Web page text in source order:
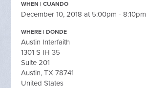
WHEN | CUANDO
December 10, 2018 at 5:00pm - 8:10pm
WHERE | DONDE
Austin Interfaith
1301 S IH 35
Suite 201
Austin, TX 78741
United States